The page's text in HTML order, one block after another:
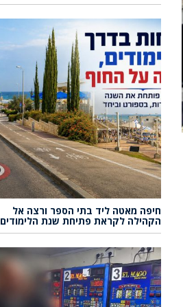
חיפה מאטה ליד בתי הספר ורצה אל
הקהילה לקראת פתיחת שנת הלימודים